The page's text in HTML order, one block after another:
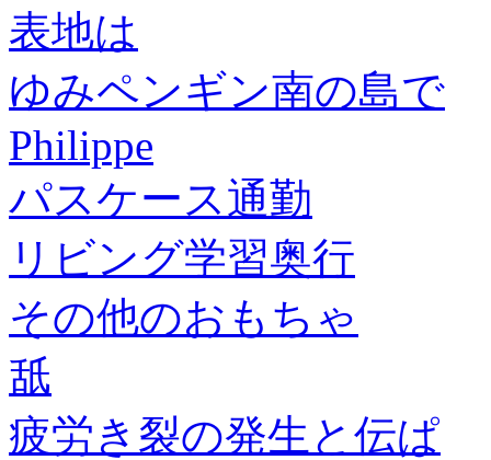
表地は
ゆみペンギン南の島で
Philippe
パスケース通勤
リビング学習奥行
その他のおもちゃ
舐
疲労き裂の発生と伝ぱ